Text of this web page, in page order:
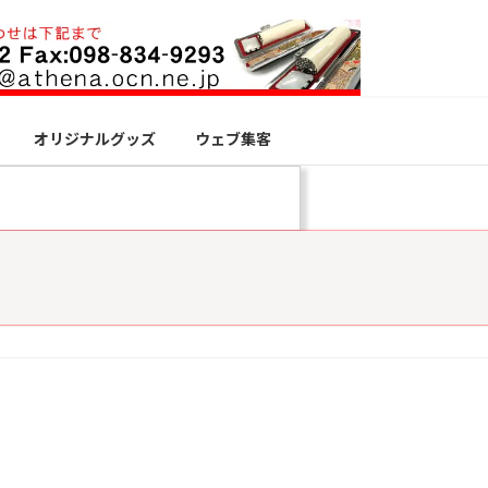
オリジナルグッズ ウェブ集客